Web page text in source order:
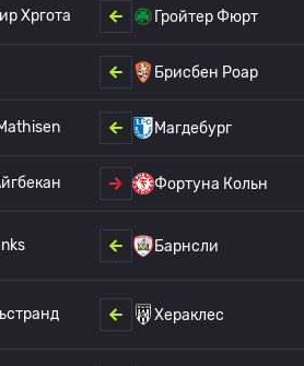
Хргота Гройтер Фюрт
Брисбен Роар
Магдебург
Фортуна Кольн
Барнсли
Хераклес